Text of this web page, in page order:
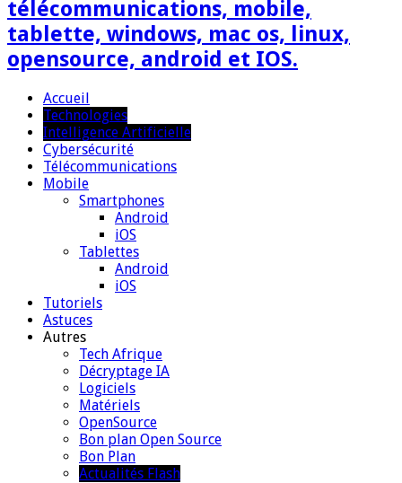
télécommunications, mobile,
tablette, windows, mac os, linux,
opensource, android et IOS.
Accueil
Technologies
Intelligence Artificielle
Cybersécurité
Télécommunications
Mobile
Smartphones
Android
iOS
Tablettes
Android
iOS
Tutoriels
Astuces
Autres
Tech Afrique
Décryptage IA
Logiciels
Matériels
OpenSource
Bon plan Open Source
Bon Plan
Actualités Flash